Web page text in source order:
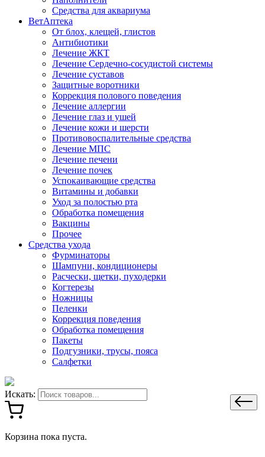
Средства для аквариума
ВетАптека
От блох, клещей, глистов
Антибиотики
Лечение ЖКТ
Лечение Сердечно-сосудистой системы
Лечение суставов
Защитные воротники
Коррекция полового поведения
Лечение аллергии
Лечение глаз и ушей
Лечение кожи и шерсти
Противовоспалительные средства
Лечение МПС
Лечение печени
Лечение почек
Успокаивающие средства
Витамины и добавки
Уход за полостью рта
Обработка помещения
Вакцины
Прочее
Средства ухода
Фурминаторы
Шампуни, кондиционеры
Расчески, щетки, пуходерки
Когтерезы
Ножницы
Пеленки
Коррекция поведения
Обработка помещения
Пакеты
Подгузники, трусы, пояса
Салфетки
Искать:
Корзина пока пуста.